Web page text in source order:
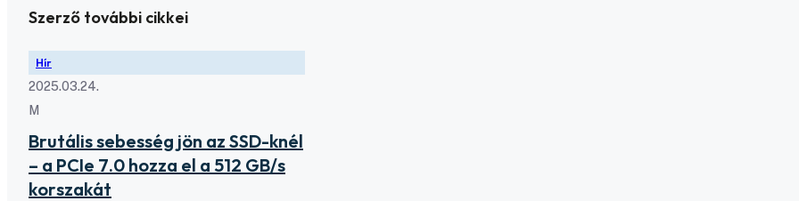
Szerző további cikkei
Hír
2025.03.24.
M
Brutális sebesség jön az SSD-knél
– a PCIe 7.0 hozza el a 512 GB/s
korszakát